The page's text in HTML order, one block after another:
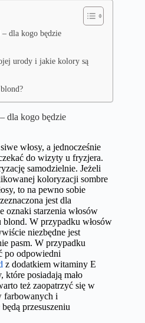
dla kogo będzie
urody i jakie kolory są
dla kogo będzie
włosy, a jednocześnie
do wizyty u fryzjera.
samodzielnie. Jeżeli
koloryzacji sombre
to na pewno sobie
jest dla
oznaki starzenia włosów
W przypadku włosów
niezbędne jest
pasm. W przypadku
po odpowiedni
z dodatkiem witaminy E
posiadają mało
też zaopatrzyć się w
farbowanych i
przesuszeniu